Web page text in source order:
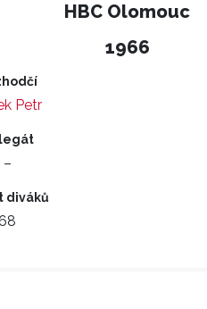
HBC Olomouc
1966
Petr
–
diváků